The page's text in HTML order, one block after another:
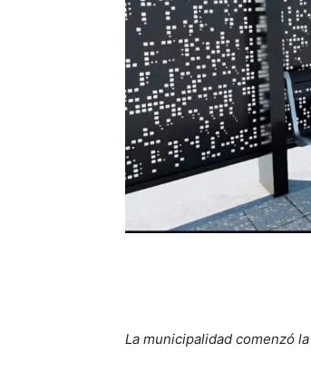
La municipalidad comenzó